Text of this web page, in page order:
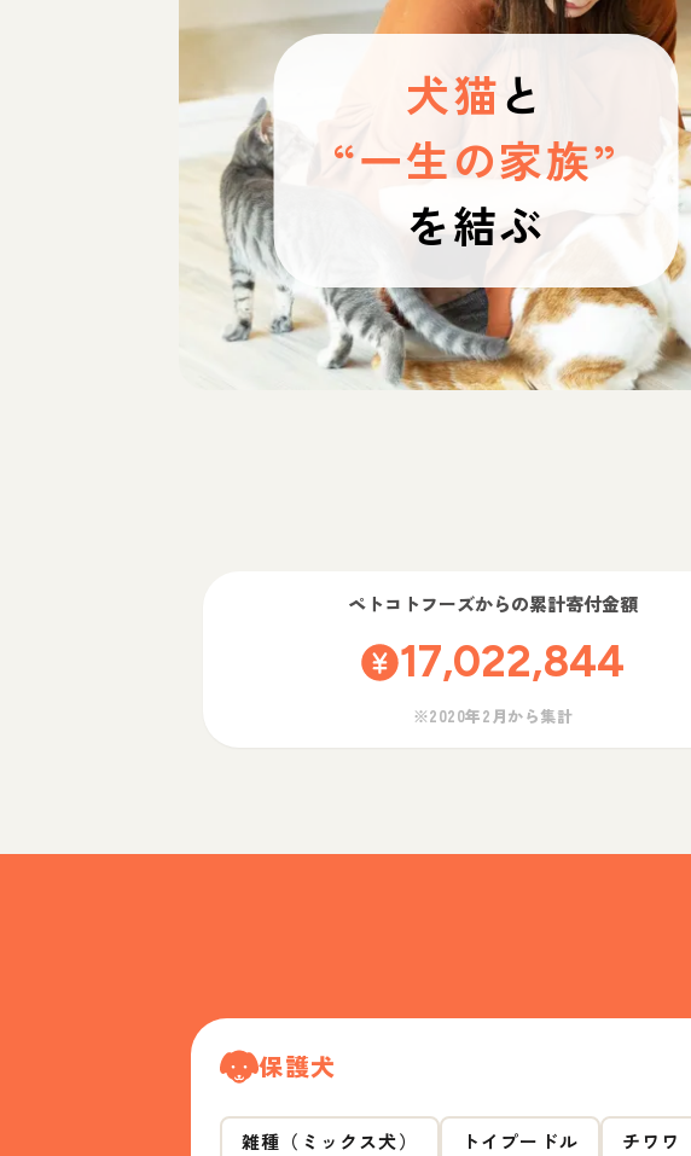
犬猫と
“一生の家族”
を結ぶ
ペトコトフーズからの累計寄付金額
17,022,844
※2020年2月から集計
保護犬
雑種（ミックス犬） トイプードル
チワワ